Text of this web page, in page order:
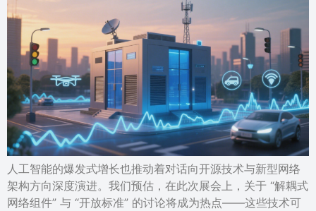
人工智能的爆发式增长也推动着对话向开源技术与新型网络
架构方向深度演进。我们预估，在此次展会上，关于 “解耦式
网络组件” 与 “开放标准” 的讨论将成为热点——这些技术可